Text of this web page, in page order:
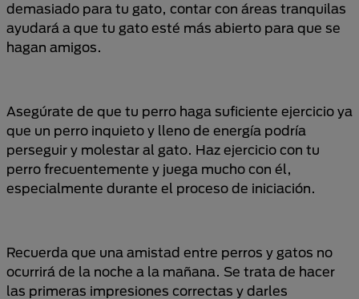
demasiado para tu gato, contar con áreas tranquilas
ayudará a que tu gato esté más abierto para que se
hagan amigos.
Asegúrate de que tu perro haga suficiente ejercicio ya
que un perro inquieto y lleno de energía podría
perseguir y molestar al gato. Haz ejercicio con tu
perro frecuentemente y juega mucho con él,
especialmente durante el proceso de iniciación.
Recuerda que una amistad entre perros y gatos no
ocurrirá de la noche a la mañana. Se trata de hacer
las primeras impresiones correctas y darles